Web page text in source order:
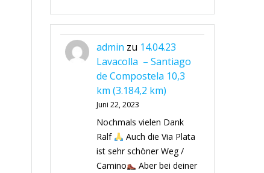
admin zu 14.04.23
Lavacolla – Santiago
de Compostela 10,3
km (3.184,2 km)
Juni 22, 2023
Nochmals vielen Dank
Ralf
Auch die Via Plata
ist sehr schöner Weg /
Camino
Aber bei deiner